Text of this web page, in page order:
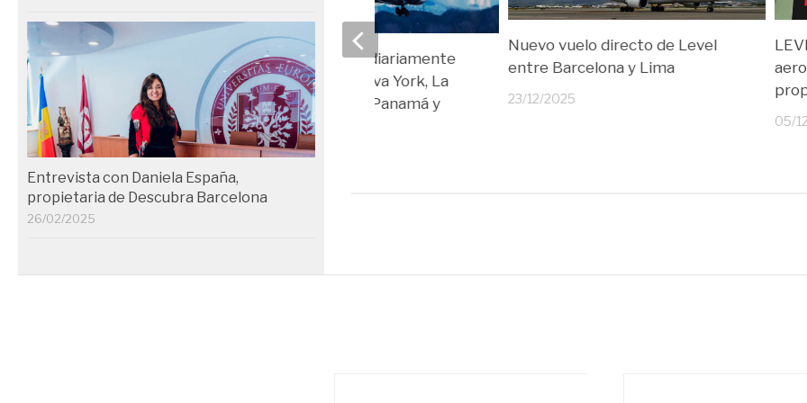
Nuevo vuelo directo de Level
entre Barcelona y Lima
23/12/2025
05/
Air Europa volará diariamente
este verano a Nueva York, La
Habana, Medellín, Panamá y
Asunción
06/03/2025
Entrevista con Daniela España,
propietaria de Descubra Barcelona
26/02/2025